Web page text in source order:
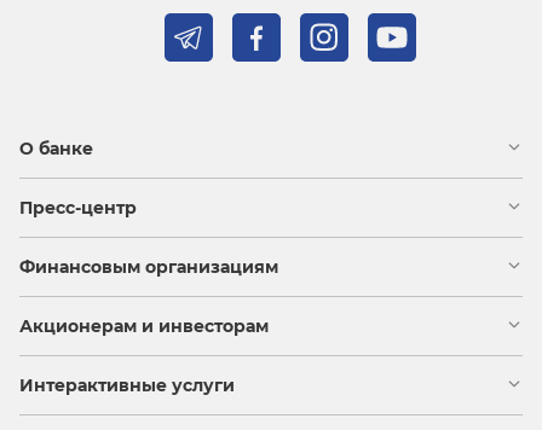
О банке
Пресс-центр
Финансовым организациям
Акционерам и инвесторам
Интерактивные услуги